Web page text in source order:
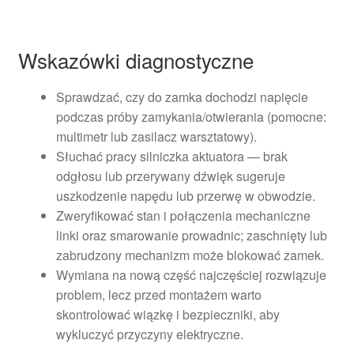
Wskazówki diagnostyczne
Sprawdzać, czy do zamka dochodzi napięcie
podczas próby zamykania/otwierania (pomocne:
multimetr lub zasilacz warsztatowy).
Słuchać pracy silniczka aktuatora — brak
odgłosu lub przerywany dźwięk sugeruje
uszkodzenie napędu lub przerwę w obwodzie.
Zweryfikować stan i połączenia mechaniczne
linki oraz smarowanie prowadnic; zaschnięty lub
zabrudzony mechanizm może blokować zamek.
Wymiana na nową część najczęściej rozwiązuje
problem, lecz przed montażem warto
skontrolować wiązkę i bezpieczniki, aby
wykluczyć przyczyny elektryczne.